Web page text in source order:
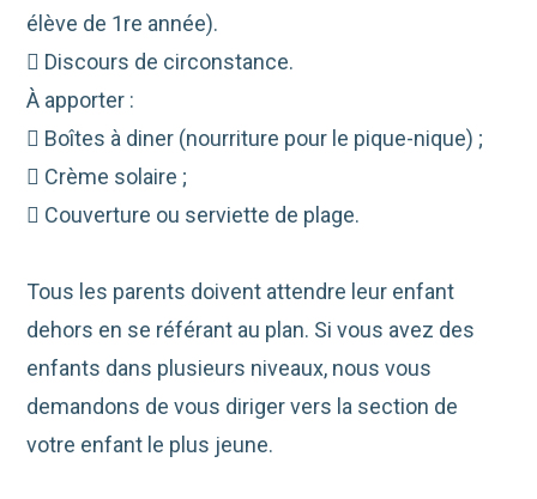
élève de 1re année).
 Discours de circonstance.
À apporter :
 Boîtes à diner (nourriture pour le pique-nique) ;
 Crème solaire ;
 Couverture ou serviette de plage.
Tous les parents doivent attendre leur enfant
dehors en se référant au plan. Si vous avez des
enfants dans plusieurs niveaux, nous vous
demandons de vous diriger vers la section de
votre enfant le plus jeune.